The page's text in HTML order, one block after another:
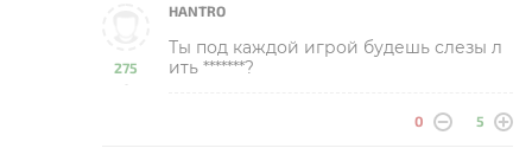
275
-
HANTRO
Ты под каждой игрой будешь слезы л
ить *******?
0 5